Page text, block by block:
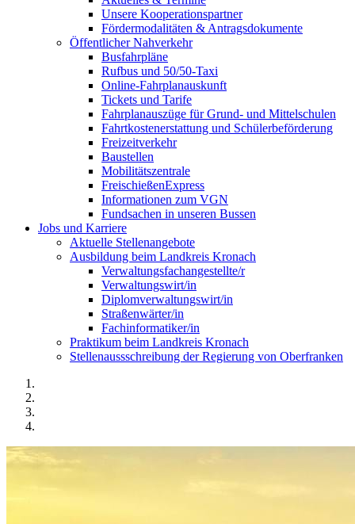
Unsere Kooperationspartner
Fördermodalitäten & Antragsdokumente
Öffentlicher Nahverkehr
Busfahrpläne
Rufbus und 50/50-Taxi
Online-Fahrplanauskunft
Tickets und Tarife
Fahrplanauszüge für Grund- und Mittelschulen
Fahrtkostenerstattung und Schülerbeförderung
Freizeitverkehr
Baustellen
Mobilitätszentrale
FreischießenExpress
Informationen zum VGN
Fundsachen in unseren Bussen
Jobs und Karriere
Aktuelle Stellenangebote
Ausbildung beim Landkreis Kronach
Verwaltungsfachangestellte/r
Verwaltungswirt/in
Diplomverwaltungswirt/in
Straßenwärter/in
Fachinformatiker/in
Praktikum beim Landkreis Kronach
Stellenaussschreibung der Regierung von Oberfranken